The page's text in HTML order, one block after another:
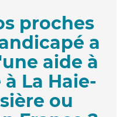
proches
a
aide à
La Haie-
ou